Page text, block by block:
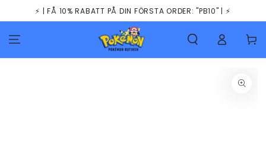
HOPPA TILL
INNEHÅLLET
⚡️ | FÅ 10% RABATT PÅ DIN FÖRSTA ORDER: "PB10" | ⚡️